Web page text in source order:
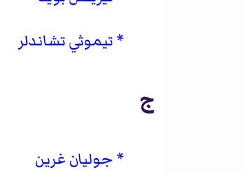
تيموثي تشاندلر
ج
جوليان غرين